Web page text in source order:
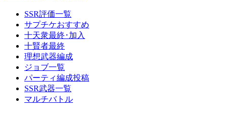
SSR評価一覧
サプチケおすすめ
十天衆最終･加入
十賢者最終
理想武器編成
ジョブ一覧
パーティ編成投稿
SSR武器一覧
マルチバトル